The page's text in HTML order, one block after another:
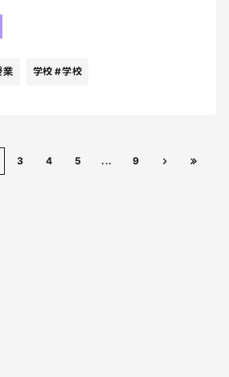
はクラス全員の共通体験。
思い出。
体を使って大書きされてた...
業 学校 #学校
3 4 5 ... 9